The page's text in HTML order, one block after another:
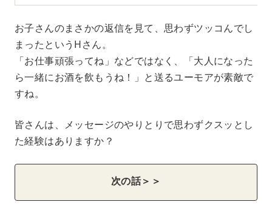
お子さんのまさかの返信を見て、思わずツッコんでし
まったというHさん。
「お仕事頑張ってね」などではなく、「大人になった
ら一緒にお酒を飲もうね！」と送るユーモアが素敵で
すね。
皆さんは、メッセージのやりとりで思わずクスッとし
た経験はありますか？
次の話＞＞